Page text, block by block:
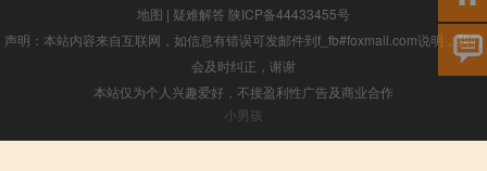
地图 | 疑难解答 陕ICP备44433455号
声明：本站内容来自互联网，如信息有错误可发邮件到f_fb#foxmail.com说明，我们
会及时纠正，谢谢
本站仅为个人兴趣爱好，不接盈利性广告及商业合作
小男孩